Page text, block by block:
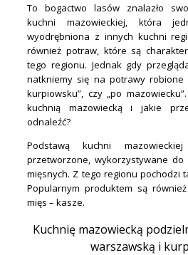
To bogactwo lasów znalazło
kuchni mazowieckiej, która
wyodrębniona z innych kuchni
również potraw, które są
tego regionu. Jednak gdy
natkniemy się na potrawy robione
kurpiowsku”, czy „po
kuchnią mazowiecką i jakie
odnaleźć?
Podstawą kuchni
przetworzone, wykorzystywane
mięsnych. Z tego regionu pochodzi
Popularnym produktem są
mięs – kasze.
Kuchnię mazowiecką
warszawską i